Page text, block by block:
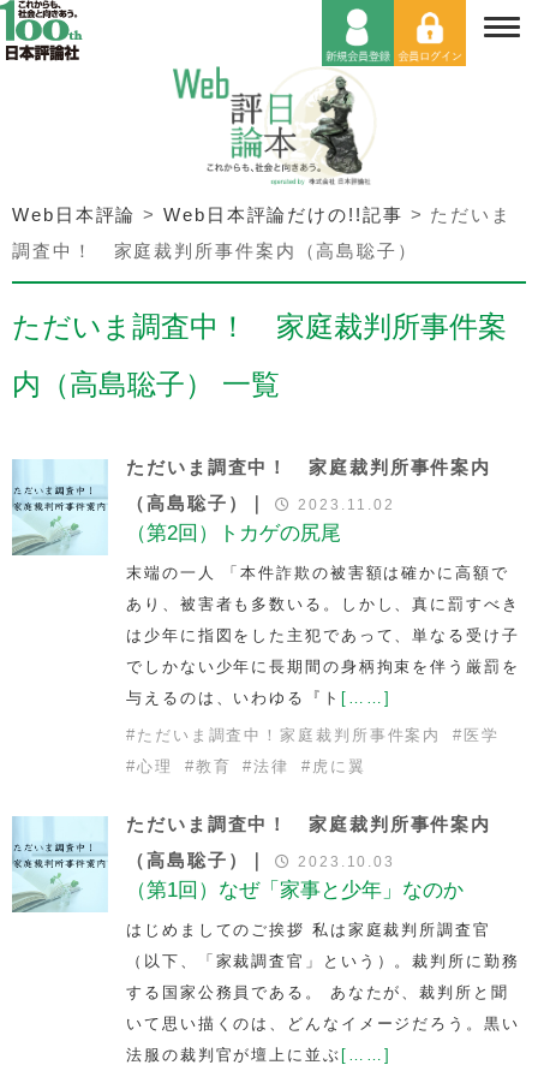
Web日本評論 >Web日本評論だけの!!記事 > ただいま
調査中！ 家庭裁判所事件案内（高島聡子）
ただいま調査中！ 家庭裁判所事件案
内（高島聡子） 一覧
ただいま調査中！ 家庭裁判所事件案内
（高島聡子）｜
2023.11.02
（第2回）トカゲの尻尾
末端の一人 「本件詐欺の被害額は確かに高額で
あり、被害者も多数いる。しかし、真に罰すべき
は少年に指図をした主犯であって、単なる受け子
でしかない少年に長期間の身柄拘束を伴う厳罰を
与えるのは、いわゆる『ト [……]
# ただいま調査中！家庭裁判所事件案内 # 医学
#心理 #教育 #法律 # 虎に翼
ただいま調査中！ 家庭裁判所事件案内
（高島聡子）｜
2023.10.03
（第1回）なぜ「家事と少年」なのか
はじめましてのご挨拶 私は家庭裁判所調査官
（以下、「家裁調査官」という）。裁判所に勤務
する国家公務員である。 あなたが、裁判所と聞
いて思い描くのは、どんなイメージだろう。黒い
法服の裁判官が壇上に並ぶ [……]